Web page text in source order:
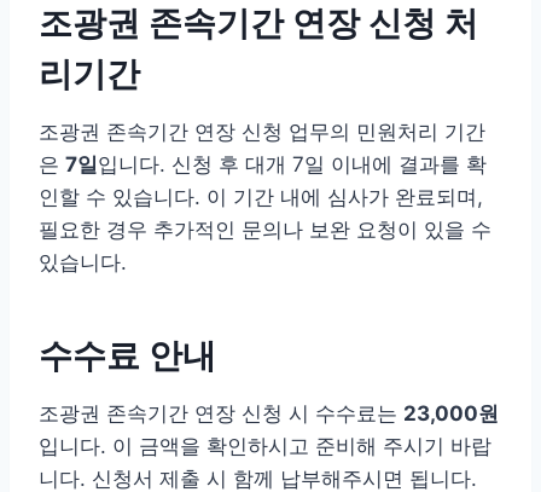
조광권 존속기간 연장 신청 처
리기간
조광권 존속기간 연장 신청 업무의 민원처리 기간
은 7일입니다. 신청 후 대개 7일 이내에 결과를 확
인할 수 있습니다. 이 기간 내에 심사가 완료되며,
필요한 경우 추가적인 문의나 보완 요청이 있을 수
있습니다.
수수료 안내
조광권 존속기간 연장 신청 시 수수료는 23,000원
입니다. 이 금액을 확인하시고 준비해 주시기 바랍
니다. 신청서 제출 시 함께 납부해주시면 됩니다.